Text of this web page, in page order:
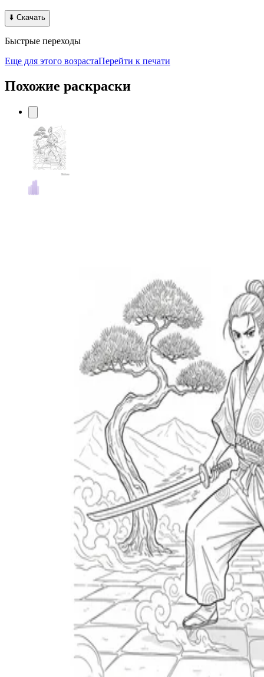
⬇️ Скачать
Быстрые переходы
Еще для этого возрастаПерейти к печати
Похожие раскраски